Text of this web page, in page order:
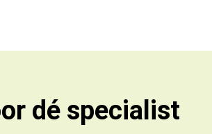
dé specialist